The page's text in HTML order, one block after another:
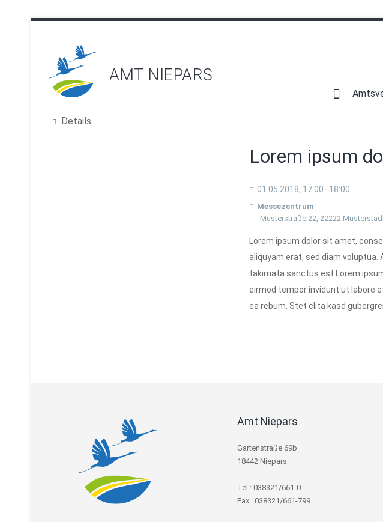
AMT NIEPARS
überspringen
Details
Lorem ipsum
01.05.2018, 17:00–18:00
Messezentrum
Musterstraße 22, 22222
Lorem ipsum dolor sit amet,
aliquyam erat, sed diam
takimata sanctus est Lorem
eirmod tempor invidunt ut labore
ea rebum. Stet clita kasd
Amt Niepars
Gartenstraße 69b
18442 Niepars
Tel.: 038321/661-0
Fax.: 038321/661-799